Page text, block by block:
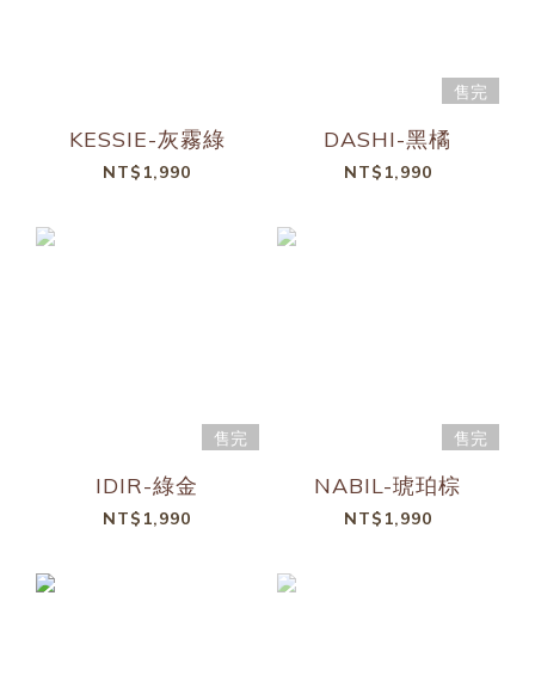
KESSIE-灰霧綠
NT$1,990
售完
DASHI-黑橘
NT$1,990
售完
IDIR-綠金
NT$1,990
售完
NABIL-琥珀棕
NT$1,990